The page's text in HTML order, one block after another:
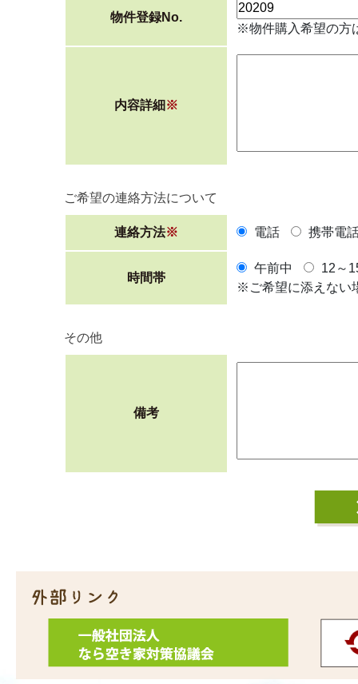
物件登録No.
※物件購入希望の方
内容詳細 ※
ご希望の連絡方法について
連絡方法※ 電話 携帯電
時間帯
午前中
12～
※ご希望に添えない
その他
備考